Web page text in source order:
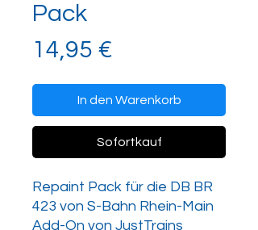
Pack
14,95 €
In den Warenkorb
Sofortkauf
Repaint Pack für die DB BR
423 von S-Bahn Rhein-Main
Add-On von JustTrains